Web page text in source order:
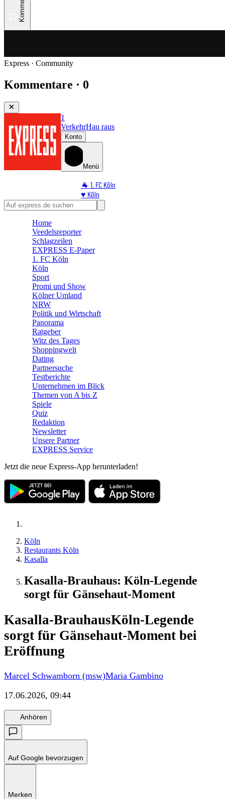
Express · Community
Kommentare · 0
1
VerkehrHau raus
Konto
Menü
🐐 1. FC Köln
♥️ Köln
⭐ Promi
🛒 Shoppingwelt
Home
Veedelsreporter
Schlagzeilen
EXPRESS E-Paper
1. FC Köln
Köln
Sport
Promi und Show
Kölner Umland
NRW
Politik und Wirtschaft
Panorama
Ratgeber
Witz des Tages
Shoppingwelt
Dating
Partnersuche
Testberichte
Unternehmen im Blick
Themen von A bis Z
Spiele
Quiz
Redaktion
Newsletter
Unsere Partner
EXPRESS Service
Jetzt die neue Express-App herunterladen!
Köln
Restaurants Köln
Kasalla
Kasalla-Brauhaus: Köln-Legende
sorgt für Gänsehaut-Moment
Kasalla-BrauhausKöln-Legende
sorgt für Gänsehaut-Moment bei
Eröffnung
Marcel Schwamborn (msw)Maria Gambino
17.06.2026, 09:44
Anhören
Auf Google bevorzugen
Merken